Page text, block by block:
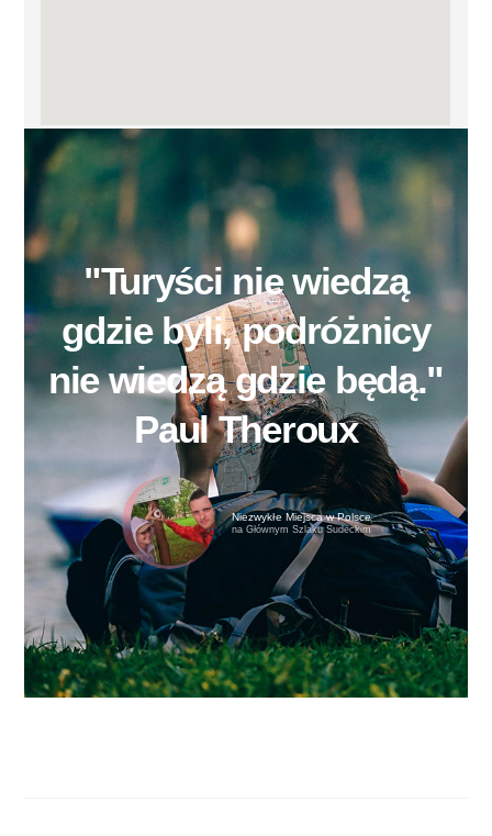
"Turyści nie wiedzą
gdzie byli, podróżnicy
nie wiedzą gdzie będą."
Paul Theroux
Niezwykłe Miejsca w Polsce
na Głównym Szlaku Sudeckim